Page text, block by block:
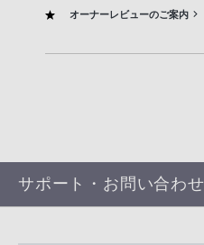
オーナーレビューのご案内
サポート・お問い合わせ